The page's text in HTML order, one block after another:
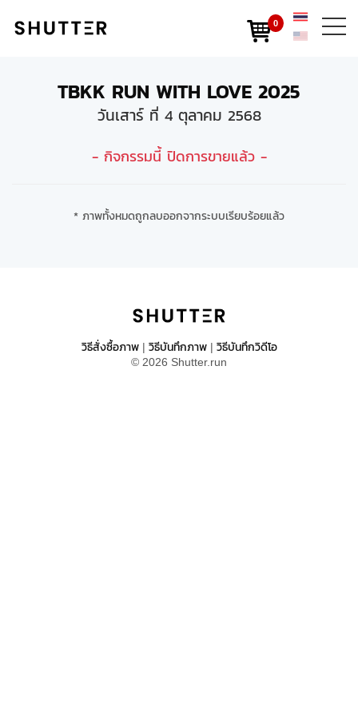
0
TBKK RUN WITH LOVE 2025
วันเสาร์ ที่ 4 ตุลาคม 2568
- กิจกรรมนี้ ปิดการขายแล้ว -
* ภาพทั้งหมดถูกลบออกจากระบบเรียบร้อยแล้ว
วิธีสั่งซื้อภาพ| วิธีบันทึกภาพ| วิธีบันทึกวิดีโอ
© 2026 Shutter.run